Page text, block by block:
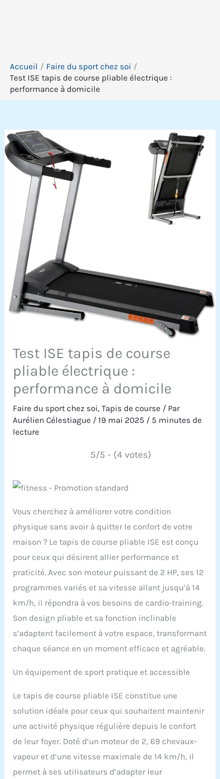
Accueil
Faire du sport chez soi
Test ISE tapis de course pliable électrique :
performance à domicile
Test ISE tapis de course
pliable électrique :
performance à domicile
Faire du sport chez soi,Tapis de course / Par
Aurélien Célestiague /19 mai 2025 / 5 minutes de
lecture
5/5 - (4 votes)
Vous cherchez à améliorer votre condition
physique sans avoir à quitter le confort de votre
maison ? Le tapis de course pliable ISE est conçu
pour ceux qui désirent allier performance et
praticité. Avec son moteur puissant de 2 HP, ses 12
programmes variés et sa vitesse allant jusqu’à 14
km/h, il répondra à vos besoins de cardio-training.
Son design pliable et sa fonction inclinable
s’adaptent facilement à votre espace, transformant
chaque séance en un moment efficace et agréable.
Un équipement de sport pratique et accessible
Le tapis de course pliable ISE constitue une
solution idéale pour ceux qui souhaitent maintenir
une activité physique régulière depuis le confort
de leur foyer. Doté d’un moteur de 2, 69 chevaux-
vapeur et d’une vitesse maximale de 14 km/h, il
permet à ses utilisateurs d’adapter leur